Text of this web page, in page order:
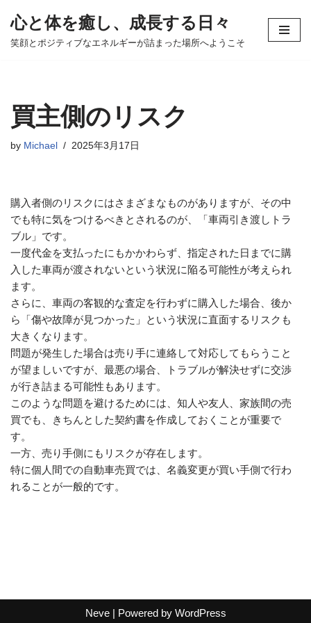
コ
ツ
へ
キ
心と体を癒し、成長する日々
笑顔とポジティブなエネルギーが詰まった場所へようこそ
買主側のリスク
by Michael 2025年3月17日
購入者側のリスクにはさまざまなものがありますが、その中
でも特に気をつけるべきとされるのが、「車両引き渡しトラ
ブル」です。
一度代金を支払ったにもかかわらず、指定された日までに購
入した車両が渡されないという状況に陥る可能性が考えられ
ます。
さらに、車両の客観的な査定を行わずに購入した場合、後か
ら「傷や故障が見つかった」という状況に直面するリスクも
大きくなります。
問題が発生した場合は売り手に連絡して対応してもらうこと
が望ましいですが、最悪の場合、トラブルが解決せずに交渉
が行き詰まる可能性もあります。
このような問題を避けるためには、知人や友人、家族間の売
買でも、きちんとした契約書を作成しておくことが重要で
す。
一方、売り手側にもリスクが存在します。
特に個人間での自動車売買では、名義変更が買い手側で行わ
れることが一般的です。
Neve| Powered by WordPress